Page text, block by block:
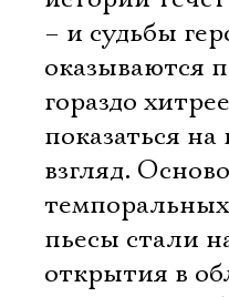
– и судьбы
оказываются
гораздо
показаться
взгляд.
пьесы стали
открытия в